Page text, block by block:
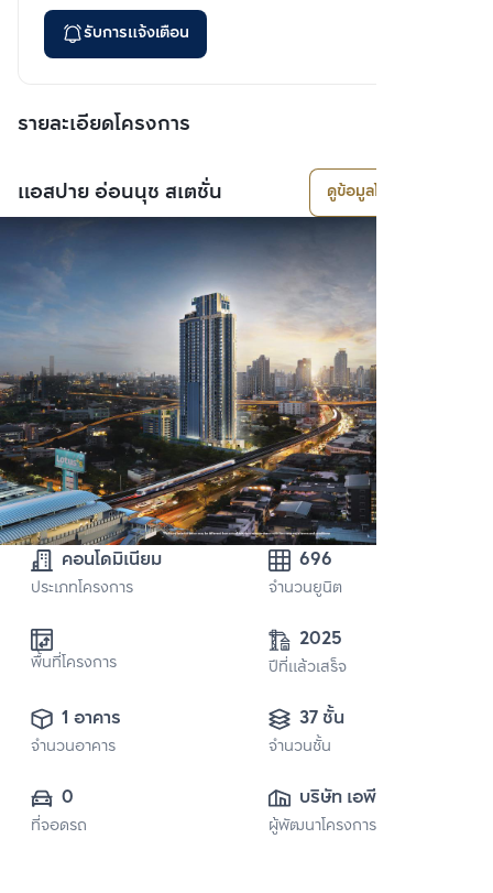
รับการแจ้งเตือน
รายละเอียดโครงการ
แอสปาย อ่อนนุช สเตชั่น ดูข้อมูลโครงการ
คอนโดมิเนียม
ประเภทโครงการ
696
จำนวนยูนิต
พื้นที่โครงการ
2025
ปีที่แล้วเสร็จ
1 อาคาร
จำนวนอาคาร
37 ชั้น
จำนวนชั้น
0
ที่จอดรถ
บริษัท เอพี เอ็มอี 18
จำกัด
ผู้พัฒนาโครงการ